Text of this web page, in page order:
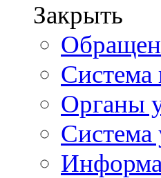
Закрыть
Система
Органы
Система